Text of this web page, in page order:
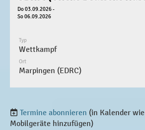
Do 03.09.2026 -
So 06.09.2026
Typ
Wettkampf
Ort
Marpingen (EDRC)
Termine abonnieren (in Kalender
Mobilgeräte hinzufügen)